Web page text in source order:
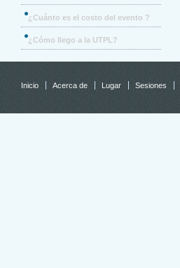
¿Cuánto es el costo del evento ?
¿Cómo llego a la UTPL?
Inicio Acerca de Lugar Sesiones